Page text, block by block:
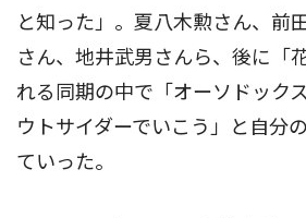
と知った」。夏八木勲さん、前
さん、地井武男さんら、後に「
れる同期の中で「オーソドック
ウトサイダーでいこう」と自分
ていった。